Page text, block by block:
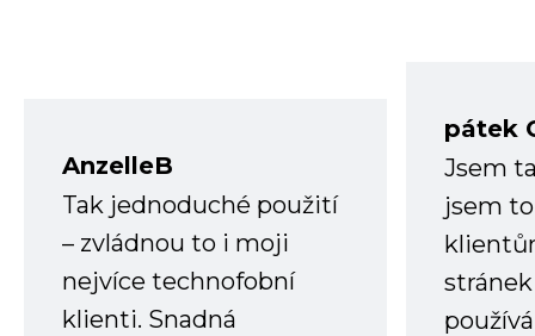
AnzelleB
Tak jednoduché použití
– zvládnou to i moji
nejvíce technofobní
klienti. Snadná
pátek
Jsem
jsem